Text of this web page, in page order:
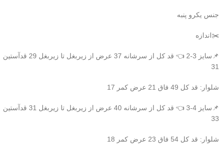
جنس یکرو پنبه
✂️اندازه
📌سایز 3-2 👈 قد کل از سرشانه 37 عرض از زیربغل تا زیربغل 29 قدآستین
31
شلوار: قد کل 49 فاق 21 عرض کمر 17
📌سایز 4-3 👈 قد کل از سرشانه 40 عرض از زیربغل تا زیربغل 31 قدآستین
33
شلوار: قد کل 54 فاق 23 عرض کمر 18